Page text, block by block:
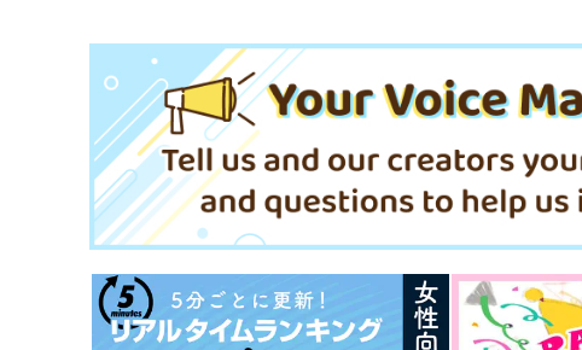
キスで死にな
Butter Boy
専売 787円（税込）
ジョジョの奇妙な冒険
空条承太郎×花京院典明
サンプル カート
泣くこともできない星のため
に
専売 1,100円
ジョジョの奇妙な冒険
サンプル カート